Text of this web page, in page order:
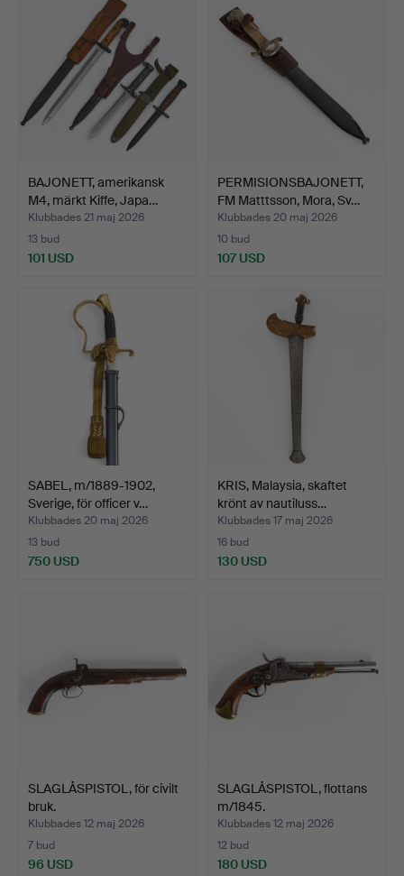
BAJONETT, amerikansk
M4, märkt Kiffe, Japa…
Klubbades 21 maj 2026
13 bud
101 USD
PERMISIONSBAJONETT,
FM Matttsson, Mora, Sv…
Klubbades 20 maj 2026
10 bud
107 USD
SABEL, m/1889-1902,
Sverige, för officer v…
Klubbades 20 maj 2026
13 bud
750 USD
KRIS, Malaysia, skaftet
krönt av nautiluss…
Klubbades 17 maj 2026
16 bud
130 USD
SLAGLÅSPISTOL, för civilt
bruk.
Klubbades 12 maj 2026
7 bud
96 USD
SLAGLÅSPISTOL, flottans
m/1845.
Klubbades 12 maj 2026
12 bud
180 USD